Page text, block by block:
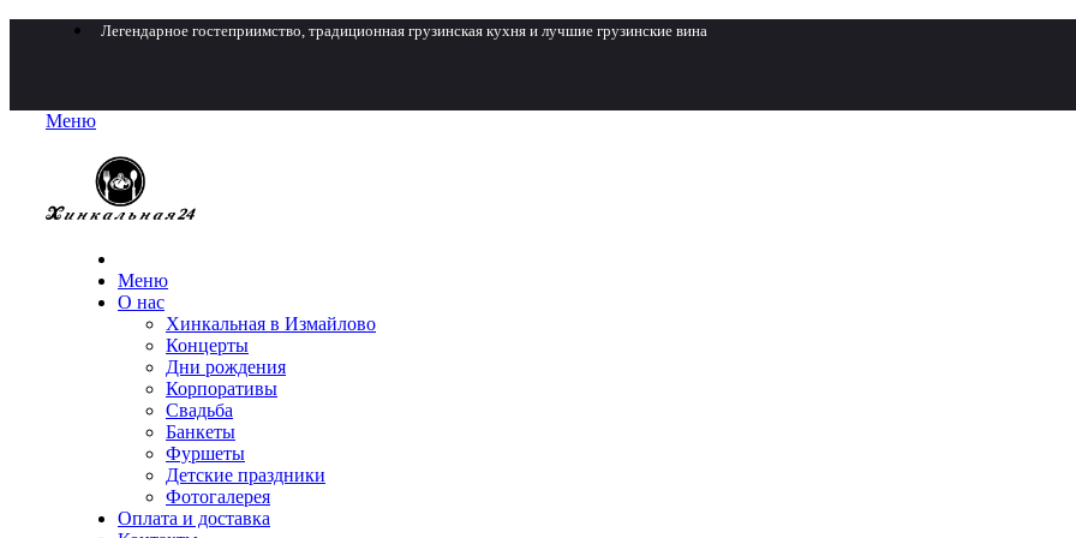
Легендарное гостеприимство, традиционная грузинская кухня и лучшие грузинские вина
Меню
Меню
О нас
Хинкальная в Измайлово
Концерты
Дни рождения
Корпоративы
Свадьба
Банкеты
Фуршеты
Детские праздники
Фотогалерея
Оплата и доставка